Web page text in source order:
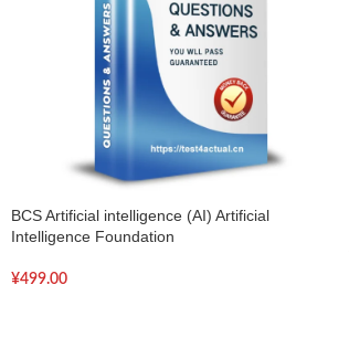
BCS Artificial intelligence (AI) Artificial
Intelligence Foundation
¥499.00